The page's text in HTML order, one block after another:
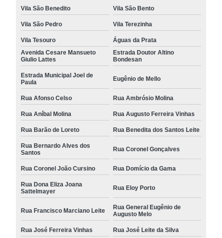
Vila São Benedito Vila São Bento
Vila São Pedro Vila Terezinha
Vila Tesouro
Águas da Prata
Avenida Cesare Mansueto
Giulio Lattes
Estrada Doutor Altino
Bondesan
Estrada Municipal Joel de
Paula
Eugênio de Mello
Rua Afonso Celso Rua Ambrósio Molina
Rua Aníbal Molina Rua Augusto Ferreira Vinhas
Rua Barão de Loreto Rua Benedita dos Santos Leite
Rua Bernardo Alves dos
Santos
Rua Coronel Gonçalves
Rua Coronel João Cursino Rua Domício da Gama
Rua Dona Eliza Joana
Sattelmayer
Rua Eloy Porto
Rua Francisco Marciano Leite
Rua General Eugênio de
Augusto Melo
Rua José Ferreira Vinhas
Rua José Leite da Silva